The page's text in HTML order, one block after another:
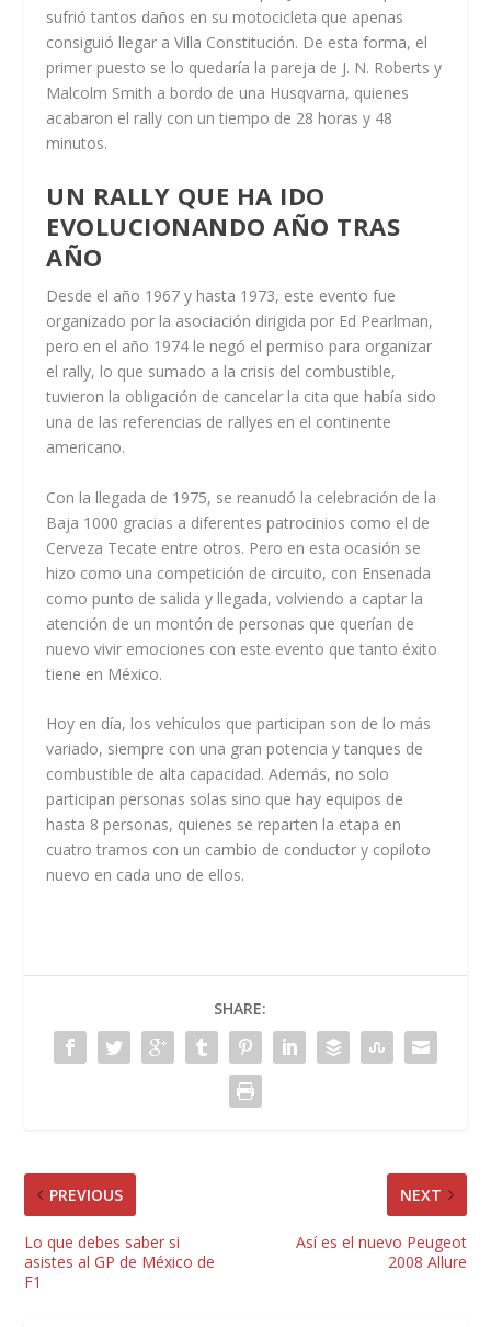
sufrió tantos daños en su motocicleta que apenas
consiguió llegar a Villa Constitución. De esta forma, el
primer puesto se lo quedaría la pareja de J. N. Roberts y
Malcolm Smith a bordo de una Husqvarna, quienes
acabaron el rally con un tiempo de 28 horas y 48
minutos.
UN RALLY QUE HA IDO
EVOLUCIONANDO AÑO TRAS
AÑO
Desde el año 1967 y hasta 1973, este evento fue
organizado por la asociación dirigida por Ed Pearlman,
pero en el año 1974 le negó el permiso para organizar
el rally, lo que sumado a la crisis del combustible,
tuvieron la obligación de cancelar la cita que había sido
una de las referencias de rallyes en el continente
americano.
Con la llegada de 1975, se reanudó la celebración de la
Baja 1000 gracias a diferentes patrocinios como el de
Cerveza Tecate entre otros. Pero en esta ocasión se
hizo como una competición de circuito, con Ensenada
como punto de salida y llegada, volviendo a captar la
atención de un montón de personas que querían de
nuevo vivir emociones con este evento que tanto éxito
tiene en México.
Hoy en día, los vehículos que participan son de lo más
variado, siempre con una gran potencia y tanques de
combustible de alta capacidad. Además, no solo
participan personas solas sino que hay equipos de
hasta 8 personas, quienes se reparten la etapa en
cuatro tramos con un cambio de conductor y copiloto
nuevo en cada uno de ellos.
SHARE:
PREVIOUS
Lo que debes saber si
asistes al GP de México de
F1
NEXT
Así es el nuevo Peugeot
2008 Allure